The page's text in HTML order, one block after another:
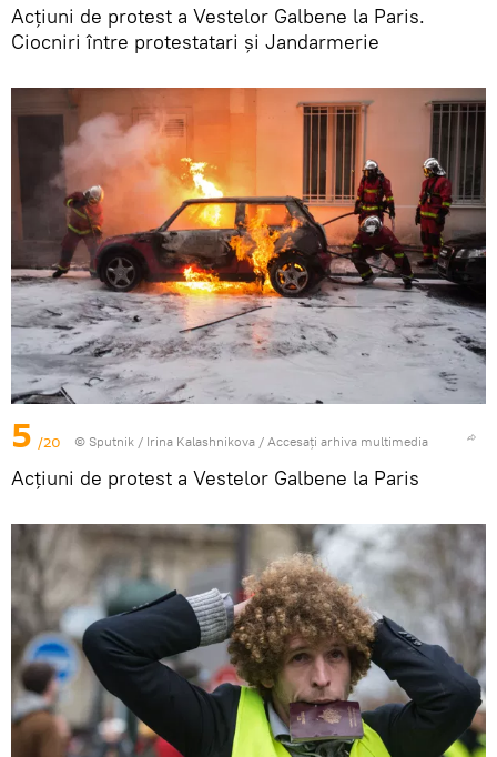
Acțiuni de protest a Vestelor Galbene la Paris.
Ciocniri între protestatari și Jandarmerie
5 /20 © Sputnik / Irina Kalashnikova / Accesați arhiva multimedia
Acțiuni de protest a Vestelor Galbene la Paris